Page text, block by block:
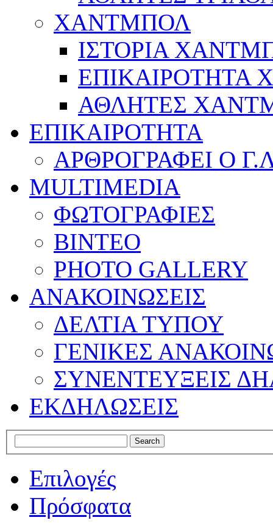
ΧΑΝΤΜΠΟΛ
ΙΣΤΟΡΙΑ
ΕΠΙΚΑΙΡΟΤΗΤΑ
ΑΘΛΗΤΕΣ
ΕΠΙΚΑΙΡΟΤΗΤΑ
ΑΡΘΡΟΓΡΑΦΕΙ Ο
MULTIMEDIA
ΦΩΤΟΓΡΑΦΙΕΣ
ΒΙΝΤΕΟ
PHOTO GALLERY
ΑΝΑΚΟΙΝΩΣΕΙΣ
ΔΕΛΤΙΑ ΤΥΠΟΥ
ΓΕΝΙΚΕΣ
ΣΥΝΕΝΤΕΥΞΕΙΣ
ΕΚΔΗΛΩΣΕΙΣ
Επιλογές
Πρόσφατα